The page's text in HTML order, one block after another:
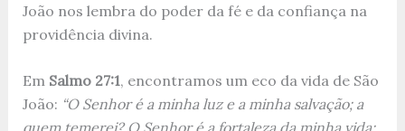
João nos lembra do poder da fé e da confiança na
providência divina.
Em Salmo 27:1, encontramos um eco da vida de São
João: “O Senhor é a minha luz e a minha salvação; a